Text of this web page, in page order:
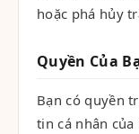
hoặc phá hủy
Quyền Của
Bạn có quyền
tin cá nhân